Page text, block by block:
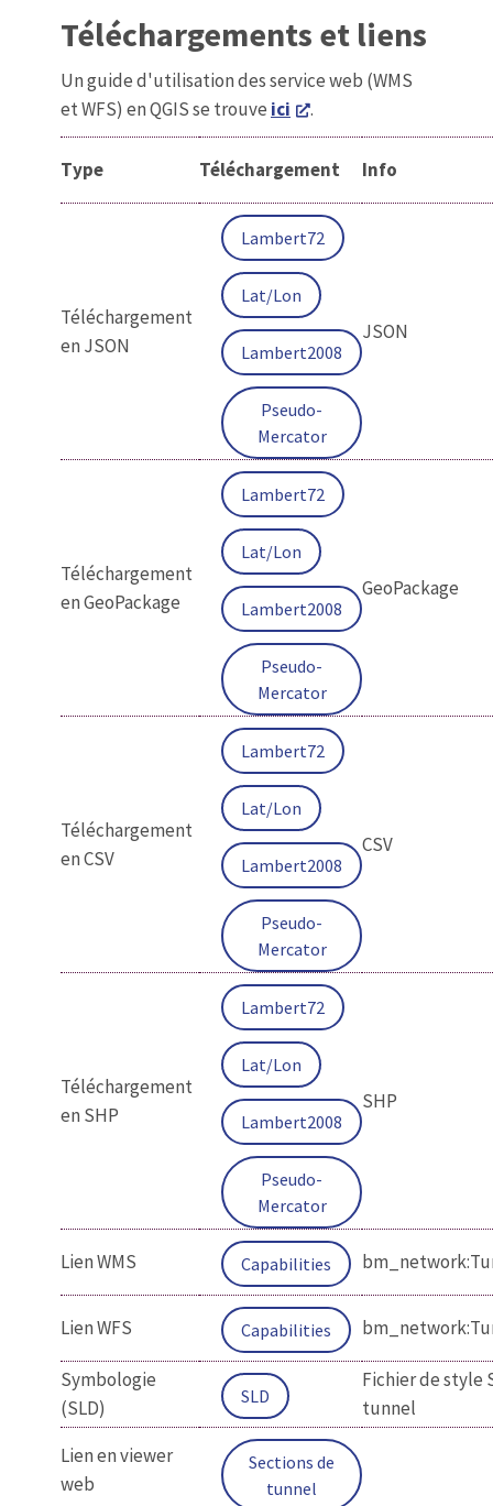
Téléchargements et liens
Un guide d'utilisation des service web (WMS
et WFS) en QGIS se trouve ici .
Type Téléchargement Info
Téléchargement
en JSON
Lambert72
Lat/Lon
Lambert2008
Pseudo-
Mercator
JSON
Téléchargement
en GeoPackage
Lambert72
Lat/Lon
Lambert2008
Pseudo-
Mercator
GeoPackage
Téléchargement
en CSV
Lambert72
Lat/Lon
Lambert2008
Pseudo-
Mercator
CSV
Téléchargement
en SHP
Lambert72
Lat/Lon
Lambert2008
Pseudo-
Mercator
SHP
Lien WMS Capabilities
Lien WFS Capabilities
Symbologie
(SLD)
SLD
Fichier de style
tunnel
Lien en viewer
web
Sections de
tunnel